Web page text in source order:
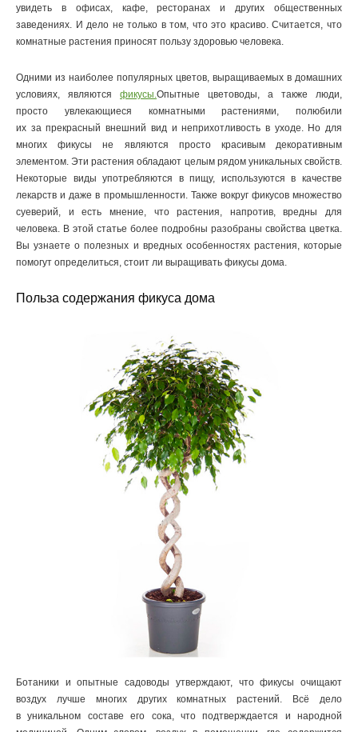
увидеть в офисах, кафе, ресторанах и других общественных
заведениях. И дело не только в том, что это красиво. Считается, что
комнатные растения приносят пользу здоровью человека.
Одними из наиболее популярных цветов, выращиваемых в домашних
условиях, являются фикусы.Опытные цветоводы, а также люди,
просто увлекающиеся комнатными растениями, полюбили
их за прекрасный внешний вид и неприхотливость в уходе. Но для
многих фикусы не являются просто красивым декоративным
элементом. Эти растения обладают целым рядом уникальных свойств.
Некоторые виды употребляются в пищу, используются в качестве
лекарств и даже в промышленности. Также вокруг фикусов множество
суеверий, и есть мнение, что растения, напротив, вредны для
человека. В этой статье более подробны разобраны свойства цветка.
Вы узнаете о полезных и вредных особенностях растения, которые
помогут определиться, стоит ли выращивать фикусы дома.
Польза содержания фикуса дома
Ботаники и опытные садоводы утверждают, что фикусы очищают
воздух лучше многих других комнатных растений. Всё дело
в уникальном составе его сока, что подтверждается и народной